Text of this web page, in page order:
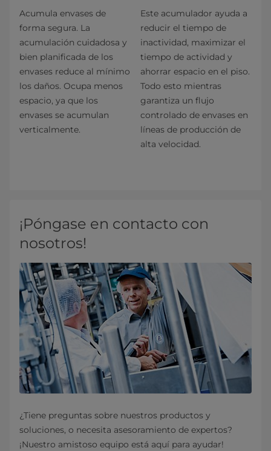
Acumula envases de
forma segura. La
acumulación cuidadosa y
bien planificada de los
envases reduce al mínimo
los daños. Ocupa menos
espacio, ya que los
envases se acumulan
verticalmente.
Este acumulador ayuda a
reducir el tiempo de
inactividad, maximizar el
tiempo de actividad y
ahorrar espacio en el piso.
Todo esto mientras
garantiza un flujo
controlado de envases en
líneas de producción de
alta velocidad.
¡Póngase en contacto con
nosotros!
¿Tiene preguntas sobre nuestros productos y
soluciones, o necesita asesoramiento de expertos?
¡Nuestro amistoso equipo está aquí para ayudar!